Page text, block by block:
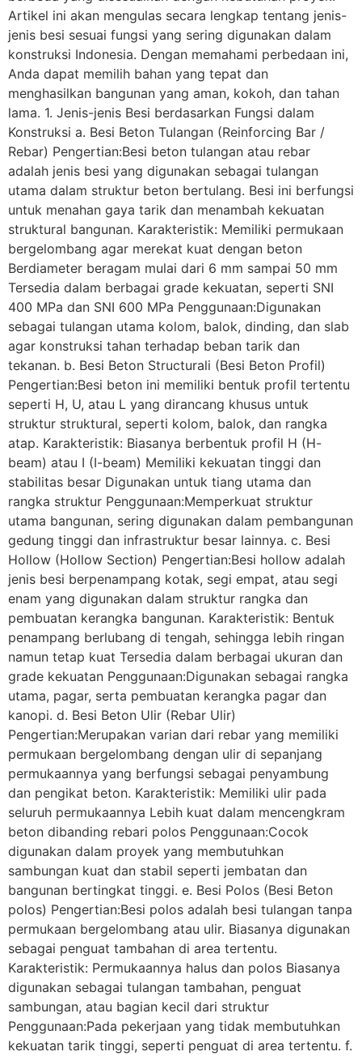
Artikel ini akan mengulas secara lengkap tentang jenis-
jenis besi sesuai fungsi yang sering digunakan dalam
konstruksi Indonesia. Dengan memahami perbedaan ini,
Anda dapat memilih bahan yang tepat dan
menghasilkan bangunan yang aman, kokoh, dan tahan
lama. 1. Jenis-jenis Besi berdasarkan Fungsi dalam
Konstruksi a. Besi Beton Tulangan (Reinforcing Bar /
Rebar) Pengertian:Besi beton tulangan atau rebar
adalah jenis besi yang digunakan sebagai tulangan
utama dalam struktur beton bertulang. Besi ini berfungsi
untuk menahan gaya tarik dan menambah kekuatan
struktural bangunan. Karakteristik: Memiliki permukaan
bergelombang agar merekat kuat dengan beton
Berdiameter beragam mulai dari 6 mm sampai 50 mm
Tersedia dalam berbagai grade kekuatan, seperti SNI
400 MPa dan SNI 600 MPa Penggunaan:Digunakan
sebagai tulangan utama kolom, balok, dinding, dan slab
agar konstruksi tahan terhadap beban tarik dan
tekanan. b. Besi Beton Structurali (Besi Beton Profil)
Pengertian:Besi beton ini memiliki bentuk profil tertentu
seperti H, U, atau L yang dirancang khusus untuk
struktur struktural, seperti kolom, balok, dan rangka
atap. Karakteristik: Biasanya berbentuk profil H (H-
beam) atau I (I-beam) Memiliki kekuatan tinggi dan
stabilitas besar Digunakan untuk tiang utama dan
rangka struktur Penggunaan:Memperkuat struktur
utama bangunan, sering digunakan dalam pembangunan
gedung tinggi dan infrastruktur besar lainnya. c. Besi
Hollow (Hollow Section) Pengertian:Besi hollow adalah
jenis besi berpenampang kotak, segi empat, atau segi
enam yang digunakan dalam struktur rangka dan
pembuatan kerangka bangunan. Karakteristik: Bentuk
penampang berlubang di tengah, sehingga lebih ringan
namun tetap kuat Tersedia dalam berbagai ukuran dan
grade kekuatan Penggunaan:Digunakan sebagai rangka
utama, pagar, serta pembuatan kerangka pagar dan
kanopi. d. Besi Beton Ulir (Rebar Ulir)
Pengertian:Merupakan varian dari rebar yang memiliki
permukaan bergelombang dengan ulir di sepanjang
permukaannya yang berfungsi sebagai penyambung
dan pengikat beton. Karakteristik: Memiliki ulir pada
seluruh permukaannya Lebih kuat dalam mencengkram
beton dibanding rebari polos Penggunaan:Cocok
digunakan dalam proyek yang membutuhkan
sambungan kuat dan stabil seperti jembatan dan
bangunan bertingkat tinggi. e. Besi Polos (Besi Beton
polos) Pengertian:Besi polos adalah besi tulangan tanpa
permukaan bergelombang atau ulir. Biasanya digunakan
sebagai penguat tambahan di area tertentu.
Karakteristik: Permukaannya halus dan polos Biasanya
digunakan sebagai tulangan tambahan, penguat
sambungan, atau bagian kecil dari struktur
Penggunaan:Pada pekerjaan yang tidak membutuhkan
kekuatan tarik tinggi, seperti penguat di area tertentu. f.